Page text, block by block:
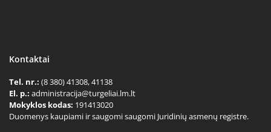
Kontaktai
Tel. nr.: (8 380) 41308, 41138
El. p.: administracija@turgeliai.lm.lt
Mokyklos kodas: 191413020
Duomenys kaupiami ir saugomi saugomi Juridinių asmenų registre.